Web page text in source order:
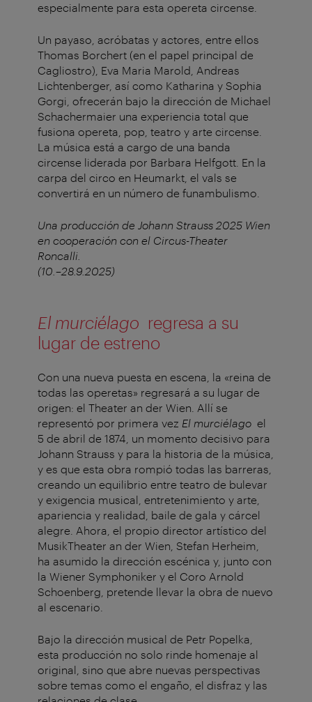
especialmente para esta opereta circense.
Un payaso, acróbatas y actores, entre ellos
Thomas Borchert (en el papel principal de
Cagliostro), Eva Maria Marold, Andreas
Lichtenberger, así como Katharina y Sophia
Gorgi, ofrecerán bajo la dirección de Michael
Schachermaier una experiencia total que
fusiona opereta, pop, teatro y arte circense.
La música está a cargo de una banda
circense liderada por Barbara Helfgott. En la
carpa del circo en Heumarkt, el vals se
convertirá en un número de funambulismo.
Una producción de Johann Strauss 2025 Wien
en cooperación con el Circus-Theater
Roncalli.
(10.–28.9.2025)
El murciélago regresa a su
lugar de estreno
Con una nueva puesta en escena, la «reina de
todas las operetas» regresará a su lugar de
origen: el Theater an der Wien. Allí se
representó por primera vez El murciélago el
5 de abril de 1874, un momento decisivo para
Johann Strauss y para la historia de la música,
y es que esta obra rompió todas las barreras,
creando un equilibrio entre teatro de bulevar
y exigencia musical, entretenimiento y arte,
apariencia y realidad, baile de gala y cárcel
alegre. Ahora, el propio director artístico del
MusikTheater an der Wien, Stefan Herheim,
ha asumido la dirección escénica y, junto con
la Wiener Symphoniker y el Coro Arnold
Schoenberg, pretende llevar la obra de nuevo
al escenario.
Bajo la dirección musical de Petr Popelka,
esta producción no solo rinde homenaje al
original, sino que abre nuevas perspectivas
sobre temas como el engaño, el disfraz y las